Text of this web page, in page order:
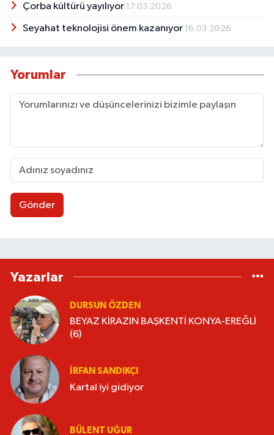
Çorba kültürü yayılıyor 17.03.2026
Seyahat teknolojisi önem kazanıyor 16.03.2026
Yorumlar
Gönder
Yazarlar
DURSUN ÖZDEN
BEYAZ KİRAZIN BAŞKENTİ KONYA-EREĞLİ
(6)
İRFAN SANDIKÇI
Kartal iyi gidiyor
BÜLENT UĞUR